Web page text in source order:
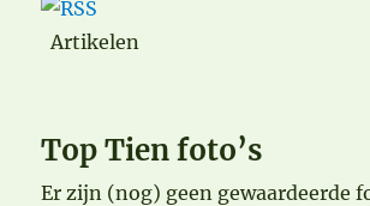
Artikelen
Top Tien foto’s
Er zijn (nog) geen gewaardeerde